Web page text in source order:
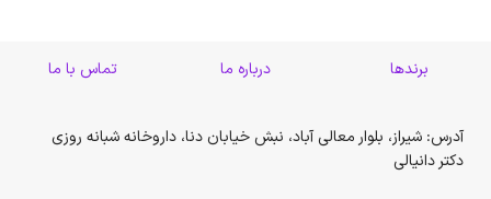
برندها درباره ما تماس با ما
آدرس: شیراز، بلوار معالی آباد، نبش خیابان دنا، داروخانه شبانه روزی
دکتر دانیالی